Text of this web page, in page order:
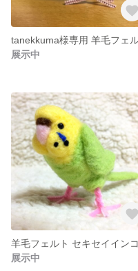
展示中
展示中